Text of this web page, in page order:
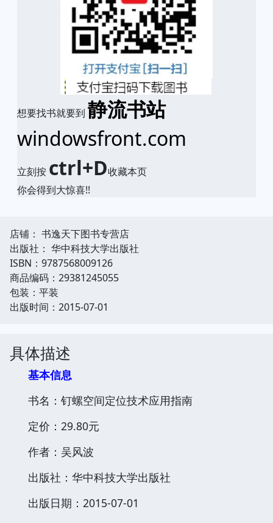
想要找书就要到 静流书站
windowsfront.com
立刻按 ctrl+D收藏本页
你会得到大惊喜!!
店铺： 书逸天下图书专营店
出版社： 华中科技大学出版社
ISBN：9787568009126
商品编码：29381245055
包装：平装
出版时间：2015-07-01
具体描述
基本信息
书名：钉螺空间定位技术应用指南
定价：29.80元
作者：吴风波
出版社：华中科技大学出版社
出版日期：2015-07-01